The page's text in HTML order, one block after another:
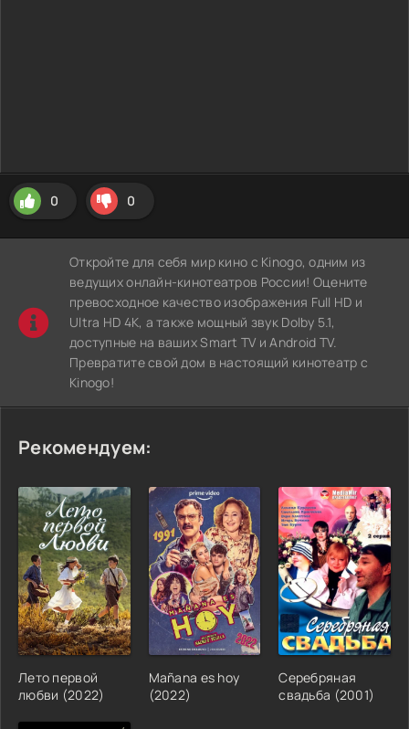
0 0
Откройте для себя мир кино с Kinogo, одним из
ведущих онлайн-кинотеатров России! Оцените
превосходное качество изображения Full HD и
Ultra HD 4K, а также мощный звук Dolby 5.1,
доступные на ваших Smart TV и Android TV.
Превратите свой дом в настоящий кинотеатр с
Kinogo!
Рекомендуем:
Лето первой
любви (2022)
Mañana es hoy
(2022)
Серебряная
свадьба (2001)